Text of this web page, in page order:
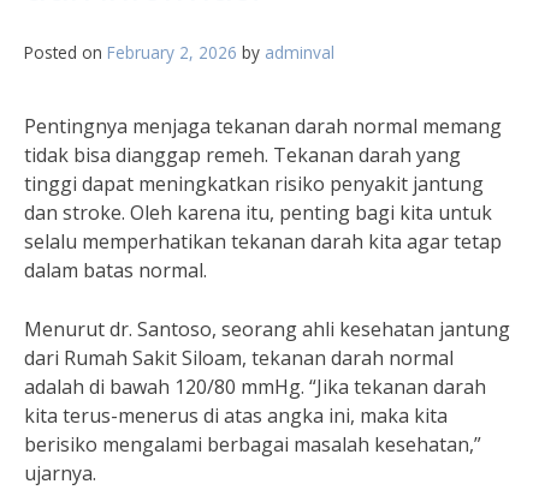
Posted on February 2, 2026 by adminval
Pentingnya menjaga tekanan darah normal memang
tidak bisa dianggap remeh. Tekanan darah yang
tinggi dapat meningkatkan risiko penyakit jantung
dan stroke. Oleh karena itu, penting bagi kita untuk
selalu memperhatikan tekanan darah kita agar tetap
dalam batas normal.
Menurut dr. Santoso, seorang ahli kesehatan jantung
dari Rumah Sakit Siloam, tekanan darah normal
adalah di bawah 120/80 mmHg. “Jika tekanan darah
kita terus-menerus di atas angka ini, maka kita
berisiko mengalami berbagai masalah kesehatan,”
ujarnya.